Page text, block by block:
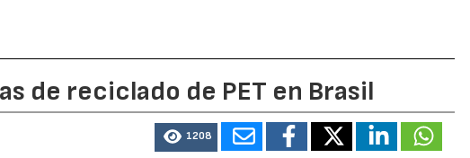
de reciclado de PET en Brasil
1208